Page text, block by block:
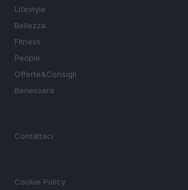
Lifestyle
Bellezza
Fitness
People
Offerte&Consigli
Benessere
Contattaci
Cookie Policy